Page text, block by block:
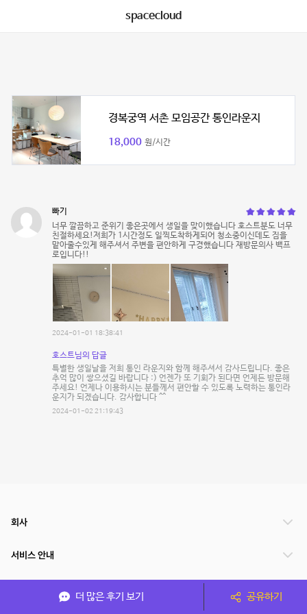
spacecloud
경복궁역 서촌 모임공간 통인라운지
18,000 원/시간
빠기
너무 깔끔하고 준위기 좋은곳에서 생일을 맞이했습니다 호스트분도 너무
친절하세요!저희가 1시간정도 일찍도착하게되어 청소중이신데도 짐을
맡아줄수있게 해주셔서 주변을 편안하게 구경했습니다 재방문의사 백프
로입니다!!
2024-01-01 18:38:41
호스트님의 답글
특별한 생일날을 저희 통인 라운지와 함께 해주셔서 감사드립니다. 좋은
추억 많이 쌓으셨길 바랍니다 :) 언젠가 또 기회가 된다면 언제든 방문해
주세요! 언제나 이용하시는 분들께서 편안할 수 있도록 노력하는 통인라
운지가 되겠습니다. 감사합니다 ^^
2024-01-02 21:19:43
더 많은 후기 보기 공유하기
회사
서비스 안내